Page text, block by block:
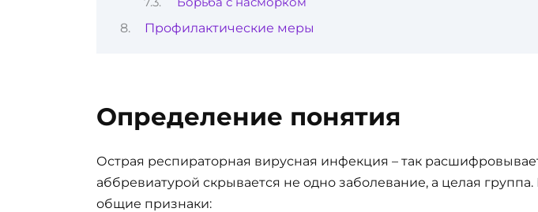
Профилактические меры
Определение понятия
Острая респираторная вирусная инфекция – так
аббревиатурой скрывается не одно заболевание, а целая
общие признаки: